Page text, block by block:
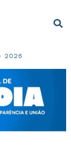
2026